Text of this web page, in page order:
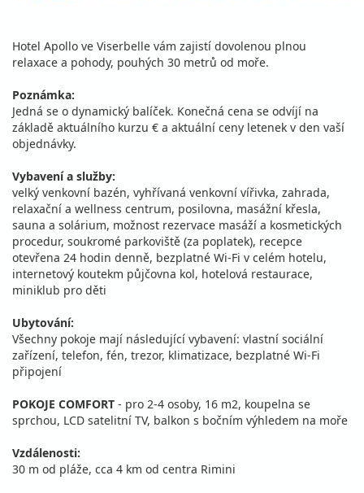
Hotel Apollo ve Viserbelle vám zajistí dovolenou plnou
relaxace a pohody, pouhých 30 metrů od moře.
Poznámka:
Jedná se o dynamický balíček. Konečná cena se odvíjí na
základě aktuálního kurzu € a aktuální ceny letenek v den vaší
objednávky.
Vybavení a služby:
velký venkovní bazén, vyhřívaná venkovní vířivka, zahrada,
relaxační a wellness centrum, posilovna, masážní křesla,
sauna a solárium, možnost rezervace masáží a kosmetických
procedur, soukromé parkoviště (za poplatek), recepce
otevřena 24 hodin denně, bezplatné Wi-Fi v celém hotelu,
internetový koutekm půjčovna kol, hotelová restaurace,
miniklub pro děti
Ubytování:
Všechny pokoje mají následující vybavení: vlastní sociální
zařízení, telefon, fén, trezor, klimatizace, bezplatné Wi-Fi
připojení
POKOJE COMFORT - pro 2-4 osoby, 16 m2, koupelna se
sprchou, LCD satelitní TV, balkon s bočním výhledem na moře
Vzdálenosti:
30 m od pláže, cca 4 km od centra Rimini